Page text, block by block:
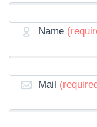
Name
Mail